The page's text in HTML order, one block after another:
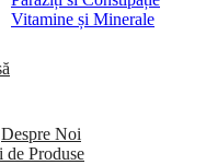
Vitamine și Minerale
Despre Noi
de Produse